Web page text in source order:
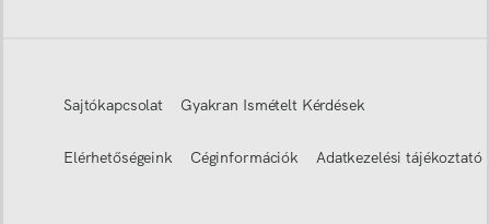
Sajtókapcsolat Gyakran Ismételt Kérdések
Elérhetőségeink Céginformációk Adatkezelési tájékoztató